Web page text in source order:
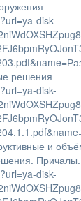
disk-
решения
disk-
и
disk-